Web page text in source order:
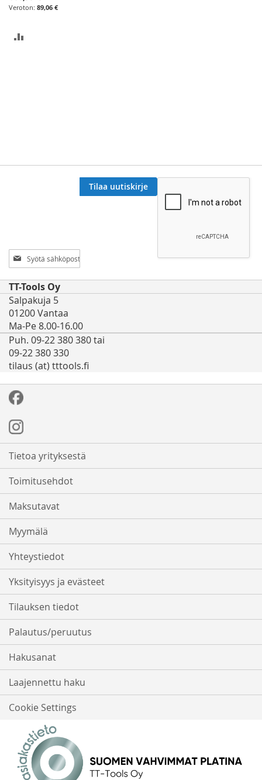
89,06 €
Tilaa
uutiskirjeemme:
Tilaa uutiskirje
TT-Tools Oy
Salpakuja 5
01200 Vantaa
Ma-Pe 8.00-16.00
Puh. 09-22 380 380 tai
09-22 380 330
tilaus (at) tttools.fi
Tietoa yrityksestä
Toimitusehdot
Maksutavat
Myymälä
Yhteystiedot
Yksityisyys ja evästeet
Tilauksen tiedot
Palautus/peruutus
Hakusanat
Laajennettu haku
Cookie Settings